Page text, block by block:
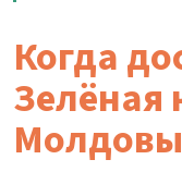
Когда
Зелёная
Молдовы